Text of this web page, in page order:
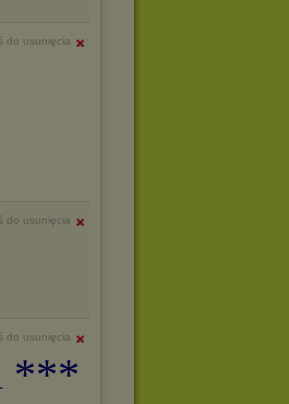
do usunięcia
do usunięcia
do usunięcia
***